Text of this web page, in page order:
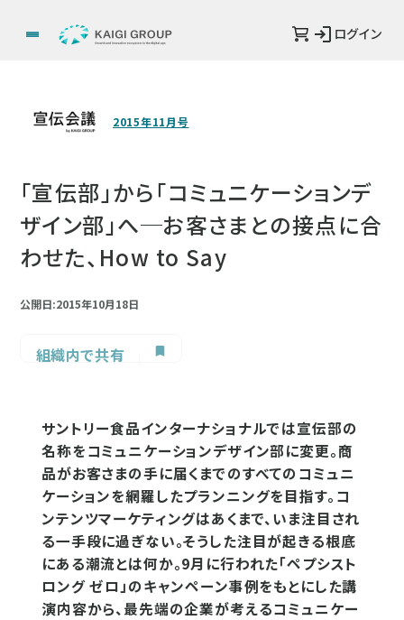
ログイン
2015年11月号
「宣伝部」から「コミュニケーションデ
ザイン部」へ─お客さまとの接点に合
わせた、How to Say
公開日:2015年10月18日
組織内で共有
サントリー食品インターナショナルでは宣伝部の
名称をコミュニケーションデザイン部に変更。商
品がお客さまの手に届くまでのすべてのコミュニ
ケーションを網羅したプランニングを目指す。コ
ンテンツマーケティングはあくまで、いま注目され
る一手段に過ぎない。そうした注目が起きる根底
にある潮流とは何か。9月に行われた「ペプシスト
ロング ゼロ」のキャンペーン事例をもとにした講
演内容から、最先端の企業が考えるコミュニケー